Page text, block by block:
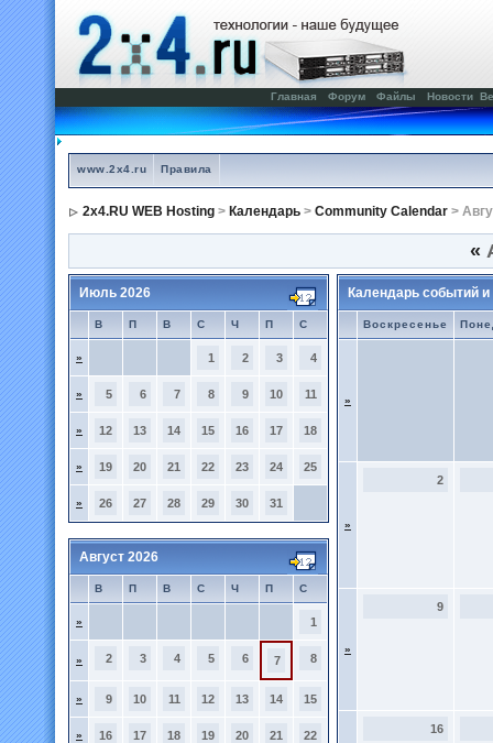
Главная Форум Файлы Новости
www.2x4.ru Правила
2x4.RU WEB Hosting > Календарь > Community Calendar >
«
Июль 2026
В П В С Ч П С
» 1 2 3 4
» 5 6 7 8 9 10 11
» 12 13 14 15 16 17 18
» 19 20 21 22 23 24 25
» 26 27 28 29 30 31
Август 2026
В П В С Ч П С
» 1
» 2 3 4 5 6 7 8
» 9 10 11 12 13 14 15
» 16 17 18 19 20 21 22
Календарь событий
Воскресенье
»
»
2
»
9
16